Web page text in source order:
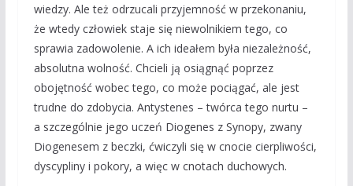
wiedzy. Ale też odrzucali przyjemność w przekonaniu,
że wtedy człowiek staje się niewolnikiem tego, co
sprawia zadowolenie. A ich ideałem była niezależność,
absolutna wolność. Chcieli ją osiągnąć poprzez
obojętność wobec tego, co może pociągać, ale jest
trudne do zdobycia. Antystenes – twórca tego nurtu –
a szczególnie jego uczeń Diogenes z Synopy, zwany
Diogenesem z beczki, ćwiczyli się w cnocie cierpliwości,
dyscypliny i pokory, a więc w cnotach duchowych.